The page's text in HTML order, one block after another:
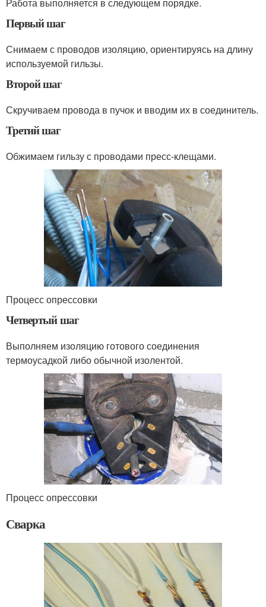
Первый шаг
Снимаем с проводов изоляцию, ориентируясь на длину
используемой гильзы.
Второй шаг
Скручиваем провода в пучок и вводим их в соединитель.
Третий шаг
Обжимаем гильзу с проводами пресс-клещами.
Процесс опрессовки
Четвертый шаг
Выполняем изоляцию готового соединения
термоусадкой либо обычной изолентой.
Процесс опрессовки
Сварка